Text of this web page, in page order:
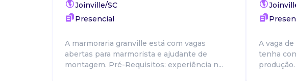
Joinville/SC
Presencial
A marmoraria granville está com vagas
abertas para marmorista e ajudante de
montagem. Pré-Requisitos: experiência n...
A vaga
tenha